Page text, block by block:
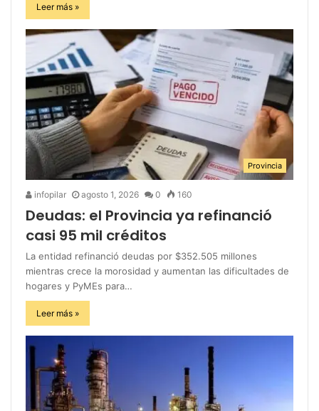
Leer más »
Provincia
infopilar agosto 1, 2026 0 160
Deudas: el Provincia ya refinanció
casi 95 mil créditos
La entidad refinanció deudas por $352.505 millones
mientras crece la morosidad y aumentan las dificultades de
hogares y PyMEs para…
Leer más »